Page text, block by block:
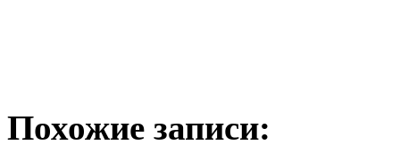
Похожие записи: